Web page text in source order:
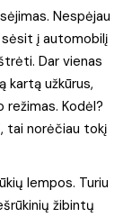
Nespėjau
į automobilį
Dar vienas
kartą užkūrus,
režimas. Kodėl?
tai norėčiau tokį
lempos. Turiu
žibintų